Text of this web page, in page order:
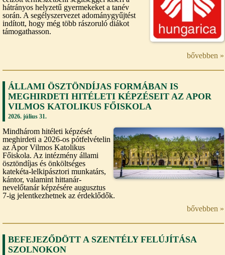
hátrányos helyzetű gyermekeket a tanév
során. A segélyszervezet adománygyűjtést
indított, hogy még több rászoruló diákot
támogathasson.
bővebben »
ÁLLAMI ÖSZTÖNDÍJAS FORMÁBAN IS
MEGHIRDETI HITÉLETI KÉPZÉSEIT AZ APOR
VILMOS KATOLIKUS FŐISKOLA
2026. július 31.
Mindhárom hitéleti képzését
meghirdeti a 2026-os pótfelvételin
az Apor Vilmos Katolikus
Főiskola. Az intézmény állami
ösztöndíjas és önköltséges
katekéta-lelkipásztori munkatárs,
kántor, valamint hittanár-
nevelőtanár képzésére augusztus
7-ig jelentkezhetnek az érdeklődők.
bővebben »
BEFEJEZŐDÖTT A SZENTÉLY FELÚJÍTÁSA
SZOLNOKON